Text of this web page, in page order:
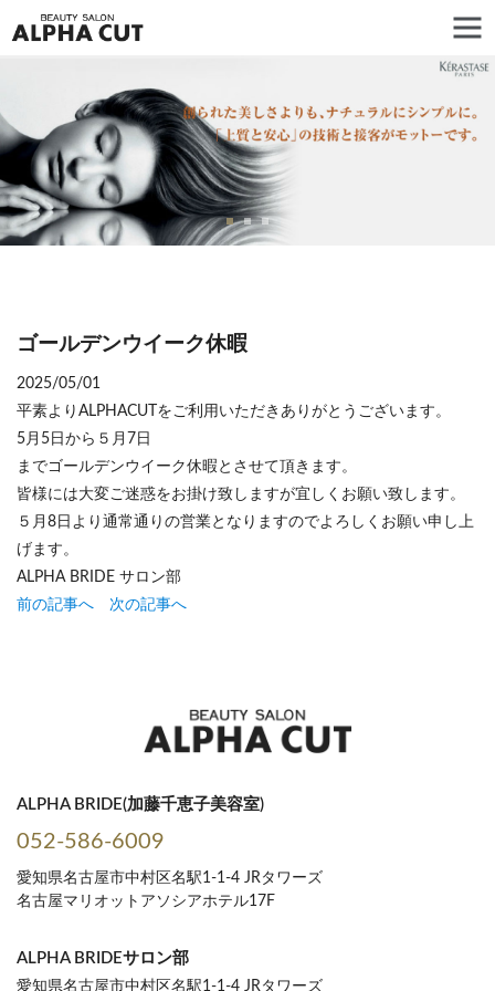
ゴールデンウイーク休暇
2025/05/01
平素よりALPHACUTをご利用いただきありがとうございます。
5月5日から５月7日
までゴールデンウイーク休暇とさせて頂きます。
皆様には大変ご迷惑をお掛け致しますが宜しくお願い致します。
５月8日より通常通りの営業となりますのでよろしくお願い申し上
げます。
ALPHA BRIDE サロン部
前の記事へ
次の記事へ
ALPHA BRIDE(加藤千恵子美容室)
052-586-6009
愛知県名古屋市中村区名駅1-1-4 JRタワーズ
名古屋マリオットアソシアホテル17F
ALPHA BRIDEサロン部
愛知県名古屋市中村区名駅1-1-4 JRタワーズ